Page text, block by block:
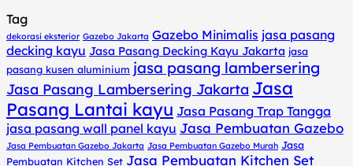
Tag
dekorasi eksterior Gazebo Jakarta Gazebo Minimalis jasa pasang
decking kayu Jasa Pasang Decking Kayu Jakarta jasa
pasang kusen aluminium jasa pasang lambersering
Jasa Pasang Lambersering Jakarta Jasa
Pasang Lantai kayu Jasa Pasang Trap Tangga
jasa pasang wall panel kayu Jasa Pembuatan Gazebo
Jasa Pembuatan Gazebo Jakarta Jasa Pembuatan Gazebo Murah Jasa
Pembuatan Kitchen Set Jasa Pembuatan Kitchen Set